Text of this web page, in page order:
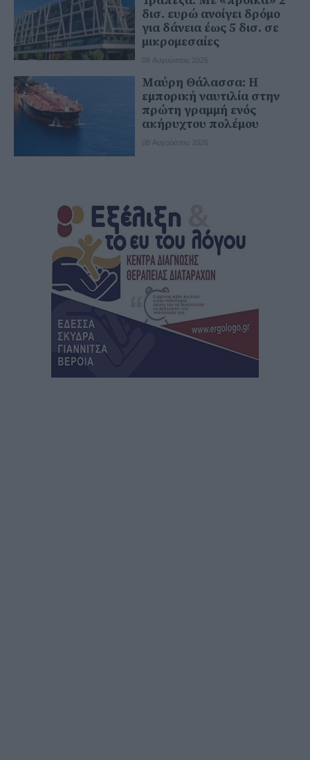
δισ. ευρώ ανοίγει δρόμο
για δάνεια έως 5 δισ. σε
μικρομεσαίες
08 Αυγούστου 2026
Μαύρη Θάλασσα: Η
εμπορική ναυτιλία στην
πρώτη γραμμή ενός
ακήρυχτου πολέμου
08 Αυγούστου 2026